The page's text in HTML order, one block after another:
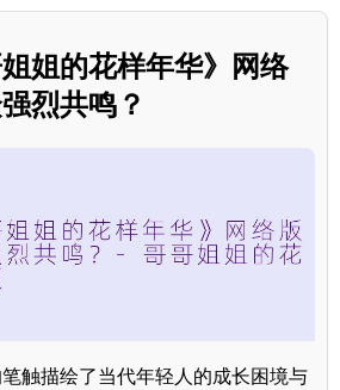
姐的花样年华》网络
烈共鸣？
触描绘了当代年轻人的成长困境与